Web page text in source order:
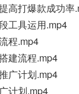
高打爆款成功率
工具运用.mp4
程.mp4
建流程.mp4
广计划.mp4
计划.mp4